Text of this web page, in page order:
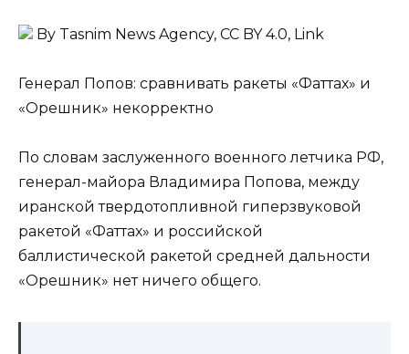
By Tasnim News Agency, CC BY 4.0, Link
Генерал Попов: сравнивать ракеты «Фаттах» и
«Орешник» некорректно
По словам заслуженного военного летчика РФ,
генерал-майора Владимира Попова, между
иранской твердотопливной гиперзвуковой
ракетой «Фаттах» и российской
баллистической ракетой средней дальности
«Орешник» нет ничего общего.